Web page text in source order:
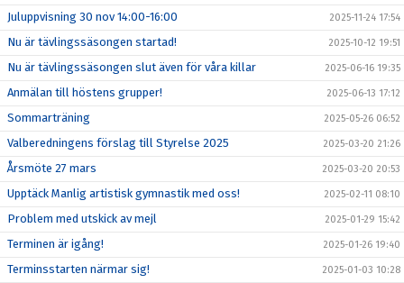
Juluppvisning 30 nov 14:00-16:00 2025-11-24 17:54
Nu är tävlingssäsongen startad! 2025-10-12 19:51
Nu är tävlingssäsongen slut även för våra killar 2025-06-16 19:35
Anmälan till höstens grupper! 2025-06-13 17:12
Sommarträning 2025-05-26 06:52
Valberedningens förslag till Styrelse 2025 2025-03-20 21:26
Årsmöte 27 mars 2025-03-20 20:53
Upptäck Manlig artistisk gymnastik med oss! 2025-02-11 08:10
Problem med utskick av mejl 2025-01-29 15:42
Terminen är igång! 2025-01-26 19:40
Terminsstarten närmar sig! 2025-01-03 10:28